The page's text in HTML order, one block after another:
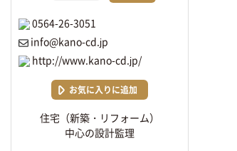
0564-26-3051
info@kano-cd.jp
http://www.kano-cd.jp/
お気に入りに追加
住宅（新築・リフォーム）
中心の設計監理